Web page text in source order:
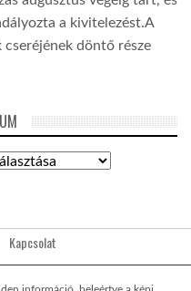
a kivitelezést.A
cseréjének döntő része
Kapcsolat